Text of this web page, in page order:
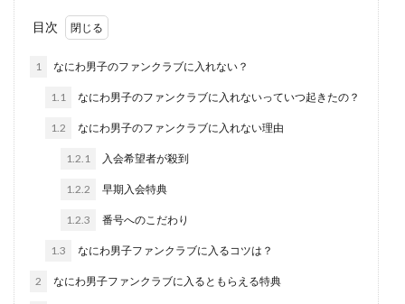
目次
1 なにわ男子のファンクラブに入れない？
1.1 なにわ男子のファンクラブに入れないっていつ起きたの？
1.2 なにわ男子のファンクラブに入れない理由
1.2.1 入会希望者が殺到
1.2.2 早期入会特典
1.2.3 番号へのこだわり
1.3 なにわ男子ファンクラブに入るコツは？
2 なにわ男子ファンクラブに入るともらえる特典